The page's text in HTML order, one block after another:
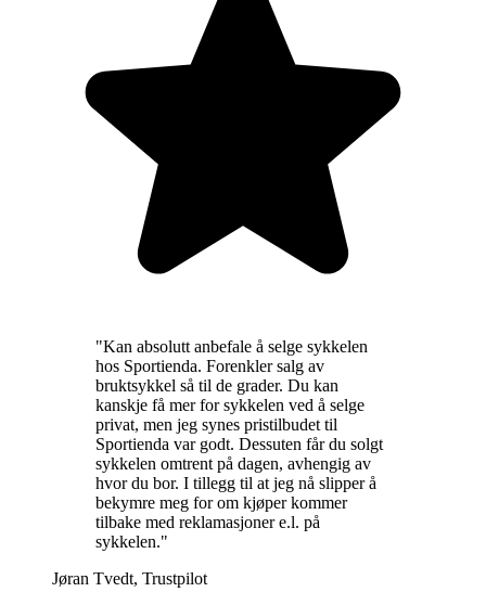
"Kan absolutt anbefale å selge sykkelen
hos Sportienda. Forenkler salg av
bruktsykkel så til de grader. Du kan
kanskje få mer for sykkelen ved å selge
privat, men jeg synes pristilbudet til
Sportienda var godt. Dessuten får du solgt
sykkelen omtrent på dagen, avhengig av
hvor du bor. I tillegg til at jeg nå slipper å
bekymre meg for om kjøper kommer
tilbake med reklamasjoner e.l. på
sykkelen."
Jøran Tvedt, Trustpilot